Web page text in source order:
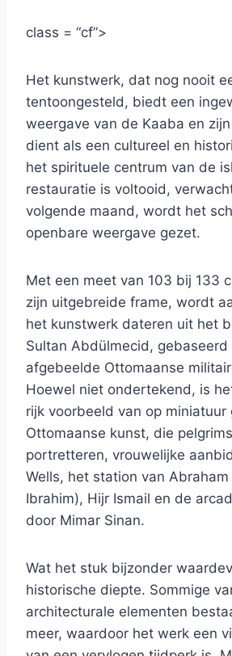
class = “cf”>
Het kunstwerk, dat nog nooit
tentoongesteld, biedt een
weergave van de Kaaba en
dient als een cultureel en
het spirituele centrum van de
restauratie is voltooid,
volgende maand, wordt het
openbare weergave gezet.
Met een meet van 103 bij 133
zijn uitgebreide frame, wordt
het kunstwerk dateren uit het
Sultan Abdülmecid, gebaseerd
afgebeelde Ottomaanse
Hoewel niet ondertekend, is
rijk voorbeeld van op miniatuur
Ottomaanse kunst, die
portretteren, vrouwelijke
Wells, het station van Abraham
Ibrahim), Hijr Ismail en de
door Mimar Sinan.
Wat het stuk bijzonder
historische diepte. Sommige
architecturale elementen
meer, waardoor het werk een